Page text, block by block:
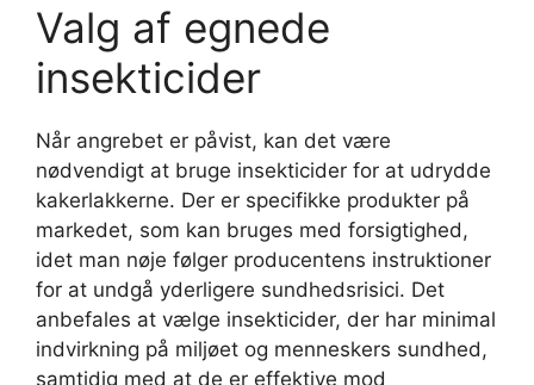
Valg af egnede
insekticider
Når angrebet er påvist, kan det være
nødvendigt at bruge insekticider for at udrydde
kakerlakkerne. Der er specifikke produkter på
markedet, som kan bruges med forsigtighed,
idet man nøje følger producentens instruktioner
for at undgå yderligere sundhedsrisici. Det
anbefales at vælge insekticider, der har minimal
indvirkning på miljøet og menneskers sundhed,
samtidig med at de er effektive mod